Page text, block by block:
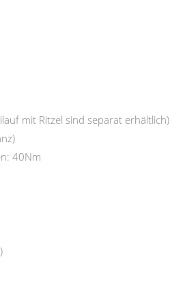
mit Ritzel sind separat erhältlich)
40Nm